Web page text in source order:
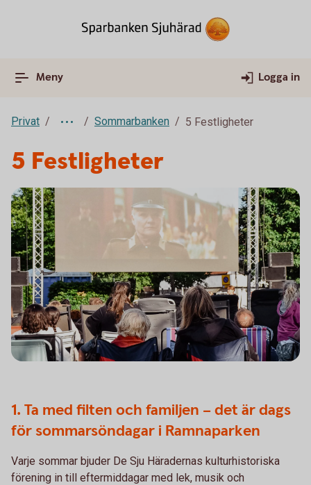
Meny Logga in
Privat Sommarbanken 5 Festligheter
5 Festligheter
1. Ta med filten och familjen – det är dags
för sommarsöndagar i Ramnaparken
Varje sommar bjuder De Sju Häradernas kulturhistoriska
förening in till eftermiddagar med lek, musik och